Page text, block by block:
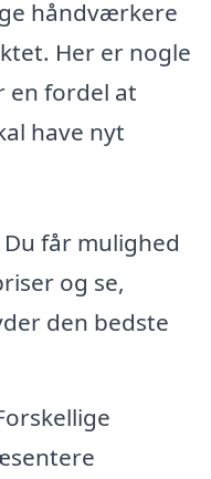
håndværkere
Her er nogle
en fordel at
have nyt
Du får mulighed
og se,
den bedste